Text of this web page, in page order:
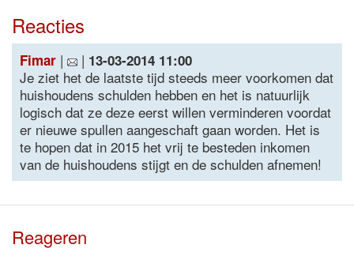
Reacties
Fimar | | 13-03-2014 11:00
Je ziet het de laatste tijd steeds meer voorkomen dat
huishoudens schulden hebben en het is natuurlijk
logisch dat ze deze eerst willen verminderen voordat
er nieuwe spullen aangeschaft gaan worden. Het is
te hopen dat in 2015 het vrij te besteden inkomen
van de huishoudens stijgt en de schulden afnemen!
Reageren